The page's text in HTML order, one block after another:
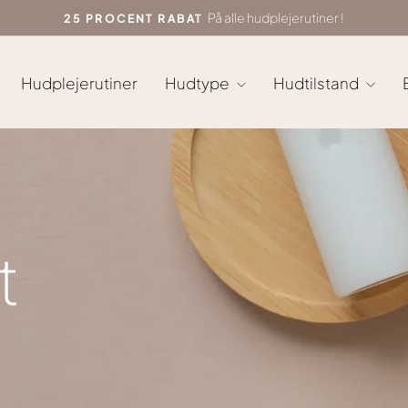
Sæt
på
pause
25 PROCENT RABAT På alle hudplejerutiner !
Hudplejerutiner Hudtype Hudtilstand